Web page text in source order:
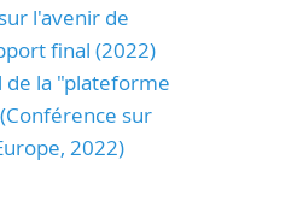
l'avenir de
final (2022)
de la "plateforme
sur
2022)